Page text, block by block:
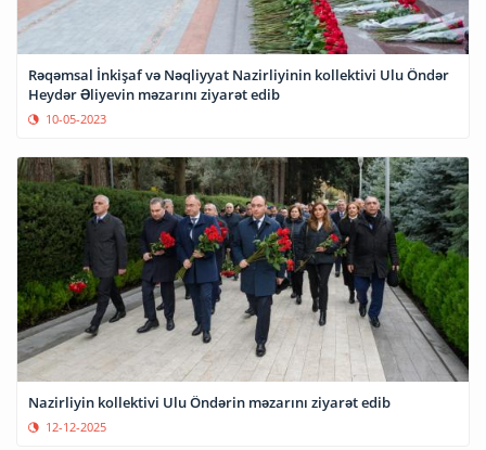
Rəqəmsal İnkişaf və Nəqliyyat Nazirliyinin kollektivi Ulu Öndər
Heydər Əliyevin məzarını ziyarət edib
10-05-2023
Nazirliyin kollektivi Ulu Öndərin məzarını ziyarət edib
12-12-2025